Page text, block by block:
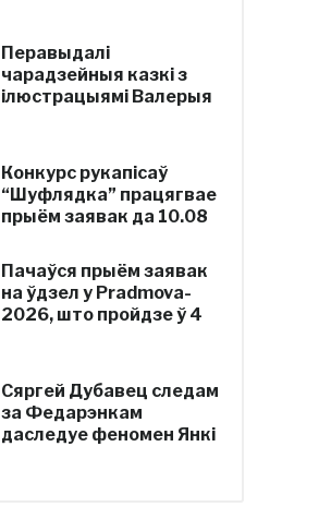
Перавыдалі
чарадзейныя казкі з
ілюстрацыямі Валерыя
Конкурс рукапісаў
“Шуфлядка” працягвае
прыём заявак да 10.08
Пачаўся прыём заявак
на ўдзел у Pradmova-
2026, што пройдзе ў 4
Сяргей Дубавец следам
за Федарэнкам
даследуе феномен Янкі